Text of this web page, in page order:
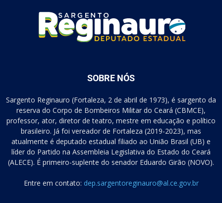
SOBRE NÓS
Sargento Reginauro (Fortaleza, 2 de abril de 1973), é sargento da
reserva do Corpo de Bombeiros Militar do Ceará (CBMCE),
professor, ator, diretor de teatro, mestre em educação e político
brasileiro. Já foi vereador de Fortaleza (2019-2023), mas
atualmente é deputado estadual filiado ao União Brasil (UB) e
líder do Partido na Assembleia Legislativa do Estado do Ceará
(ALECE). É primeiro-suplente do senador Eduardo Girão (NOVO).
Entre em contato: dep.sargentoreginauro@al.ce.gov.br